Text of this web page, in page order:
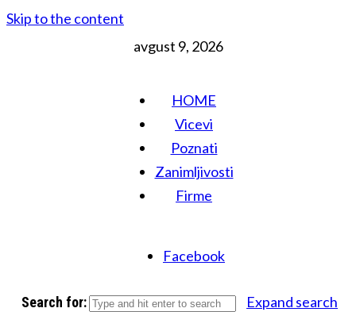
Skip to the content
avgust 9, 2026
HOME
Vicevi
Poznati
Zanimljivosti
Firme
Facebook
Search for:
Expand search